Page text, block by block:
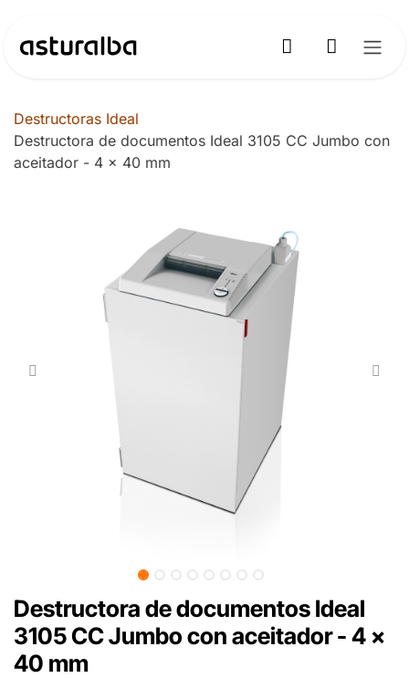
Destructoras Ideal
Destructora de documentos Ideal 3105 CC Jumbo con
aceitador - 4 x 40 mm
Destructora de documentos Ideal
3105 CC Jumbo con aceitador - 4 x
40 mm